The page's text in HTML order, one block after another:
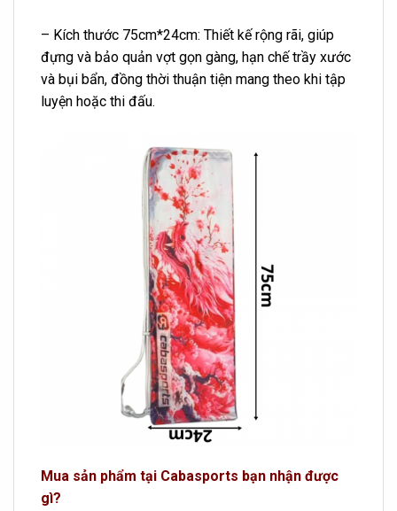
– Kích thước 75cm*24cm: Thiết kế rộng rãi, giúp
đựng và bảo quản vợt gọn gàng, hạn chế trầy xước
và bụi bẩn, đồng thời thuận tiện mang theo khi tập
luyện hoặc thi đấu.
Mua sản phẩm tại Cabasports bạn nhận được
gì?